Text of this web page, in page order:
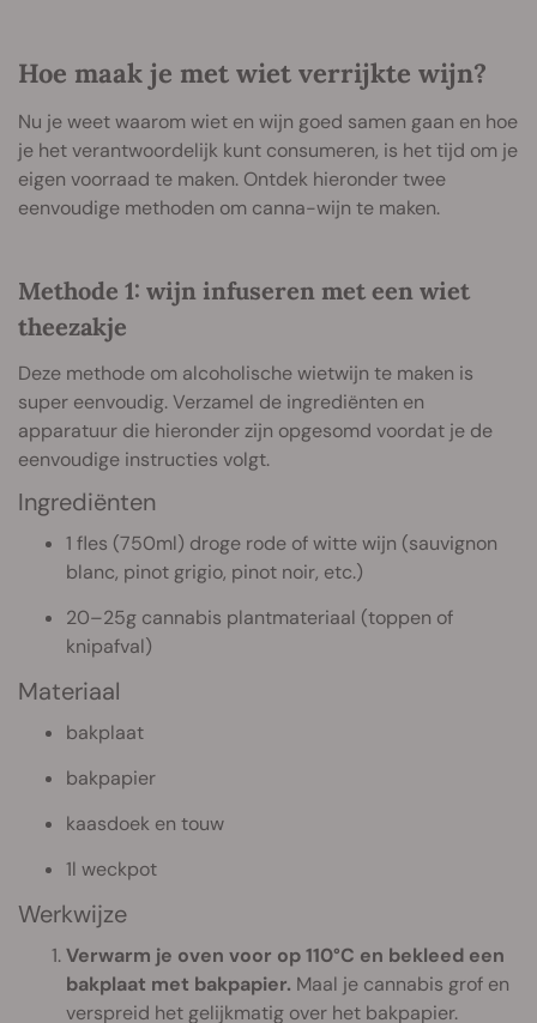
Hoe maak je met wiet verrijkte wijn?
Nu je weet waarom wiet en wijn goed samen gaan en hoe
je het verantwoordelijk kunt consumeren, is het tijd om je
eigen voorraad te maken. Ontdek hieronder twee
eenvoudige methoden om canna-wijn te maken.
Methode 1: wijn infuseren met een wiet
theezakje
Deze methode om alcoholische wietwijn te maken is
super eenvoudig. Verzamel de ingrediënten en
apparatuur die hieronder zijn opgesomd voordat je de
eenvoudige instructies volgt.
Ingrediënten
1 fles (750ml) droge rode of witte wijn (sauvignon
blanc, pinot grigio, pinot noir, etc.)
20–25g cannabis plantmateriaal (toppen of
knipafval)
Materiaal
bakplaat
bakpapier
kaasdoek en touw
1l weckpot
Werkwijze
Verwarm je oven voor op 110°C en bekleed een
bakplaat met bakpapier. Maal je cannabis grof en
verspreid het gelijkmatig over het bakpapier.